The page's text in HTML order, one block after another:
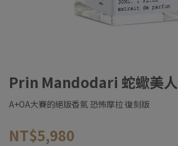
Prin Mandodari 蛇蠍美人
A+OA大賽的絕版香氣 恐怖摩拉 復刻版
NT$5,980